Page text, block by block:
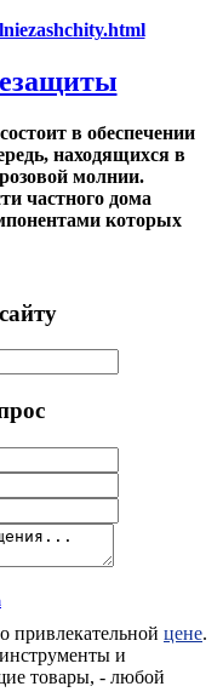
в обеспечении
находящихся в
молнии.
частного дома
которых
привлекательной цене.
и
товары, - любой